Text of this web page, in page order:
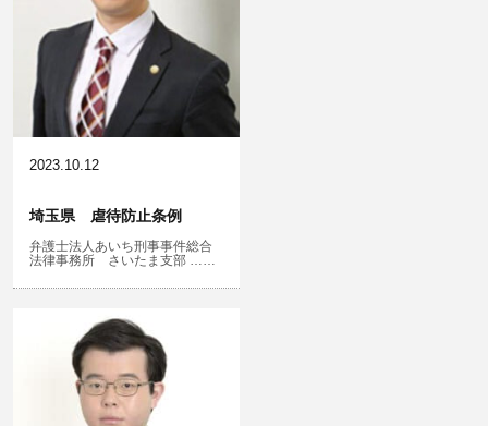
風営法・風適法違反
文書偽造・偽造文書行使
不正競争防止法
2023.10.12
埼玉県 虐待防止条例
弁護士法人あいち刑事事件総合
法律事務所 さいたま支部 ……